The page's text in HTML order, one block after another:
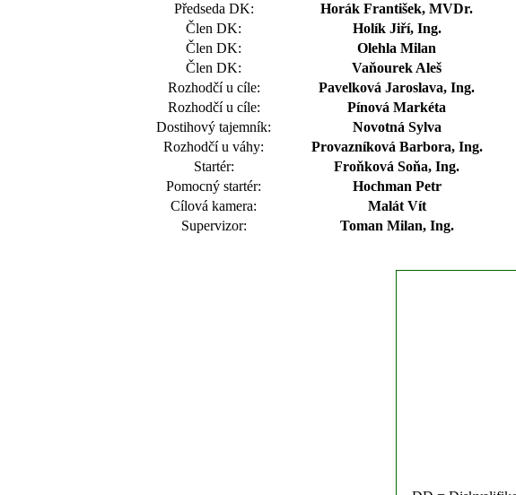
Předseda DK:
Horák František, MVDr.
Člen DK:
Holík Jiří, Ing.
Člen DK:
Olehla Milan
Člen DK:
Vaňourek Aleš
Rozhodčí u cíle:
Pavelková Jaroslava, Ing.
Rozhodčí u cíle:
Pínová Markéta
Dostihový tajemník:
Novotná Sylva
Rozhodčí u váhy:
Provazníková Barbora, Ing.
Startér:
Froňková Soňa, Ing.
Pomocný startér:
Hochman Petr
Cílová kamera:
Malát Vít
Supervizor:
Toman Milan, Ing.